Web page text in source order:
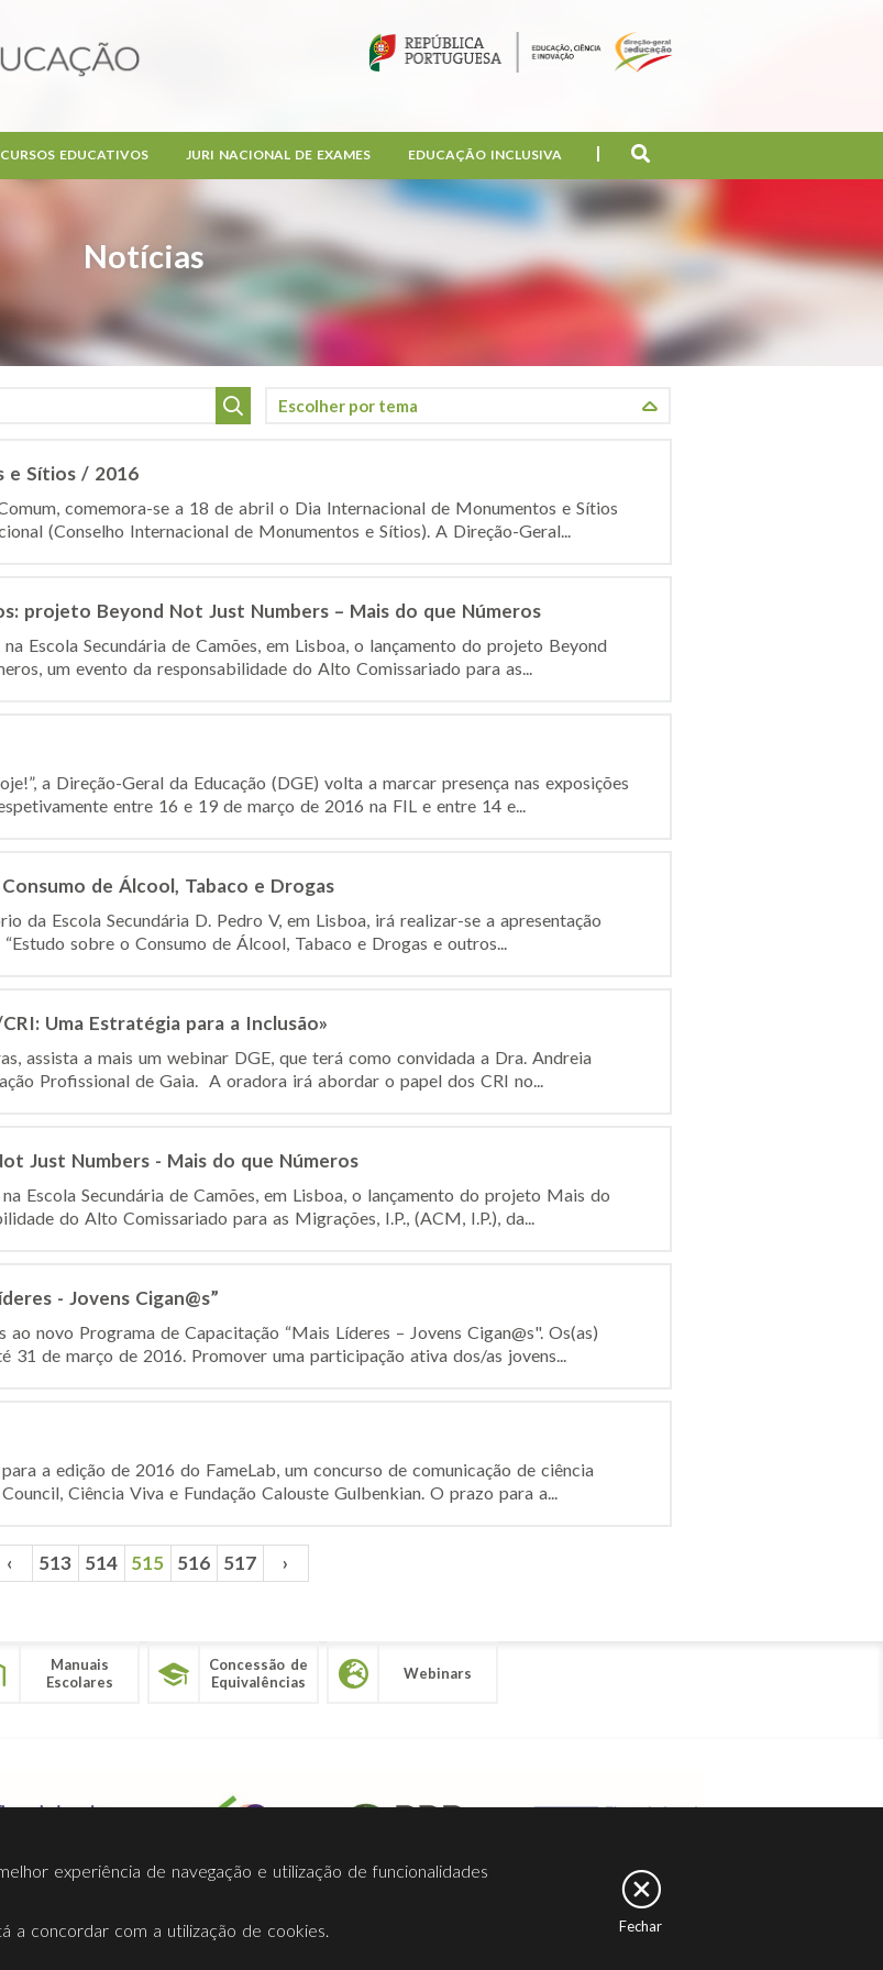
Notícias
EDUCATIVOS JURI NACIONAL DE EXAMES EDUCAÇÃO INCLUSIVA
e Sítios / 2016
comemora-se a 18 de abril o Dia Internacional de Monumentos e Sítios
(Conselho Internacional de Monumentos e Sítios). A Direção-Geral...
projeto Beyond Not Just Numbers – Mais do que Números
Escola Secundária de Camões, em Lisboa, o lançamento do projeto Beyond
um evento da responsabilidade do Alto Comissariado para as...
a Direção-Geral da Educação (DGE) volta a marcar presença nas exposições
entre 16 e 19 de março de 2016 na FIL e entre 14 e...
de Álcool, Tabaco e Drogas
da Escola Secundária D. Pedro V, em Lisboa, irá realizar-se a apresentação
sobre o Consumo de Álcool, Tabaco e Drogas e outros...
Uma Estratégia para a Inclusão»
assista a mais um webinar DGE, que terá como convidada a Dra. Andreia
Profissional de Gaia. A oradora irá abordar o papel dos CRI no...
Just Numbers - Mais do que Números
Escola Secundária de Camões, em Lisboa, o lançamento do projeto Mais do
do Alto Comissariado para as Migrações, I.P., (ACM, I.P.), da...
- Jovens Cigan@s”
novo Programa de Capacitação “Mais Líderes – Jovens Cigan@s". Os(as)
31 de março de 2016. Promover uma participação ativa dos/as jovens...
a edição de 2016 do FameLab, um concurso de comunicação de ciência
Ciência Viva e Fundação Calouste Gulbenkian. O prazo para a...
‹ 513 514 515 516 517 ›
Manuais
Escolares
Concessão de
Equivalências
Webinars
Contactos Ligações Facebook
experiência de navegação e utilização de funcionalidades
a concordar com a utilização de cookies.
Fechar